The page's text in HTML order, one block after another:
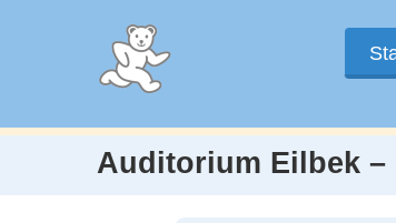
Auditorium Eilbek –